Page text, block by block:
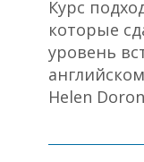
Курс
которые
уровень
Helen